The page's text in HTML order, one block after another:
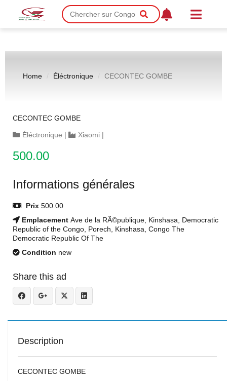
Home Éléctronique CECONTEC GOMBE
CECONTEC GOMBE
Éléctronique | Xiaomi |
500.00
Informations générales
Prix 500.00
Emplacement Ave de la RÃ©publique, Kinshasa, Democratic
Republic of the Congo, Porech, Kinshasa, Congo The
Democratic Republic Of The
Condition new
Share this ad
Description
CECONTEC GOMBE